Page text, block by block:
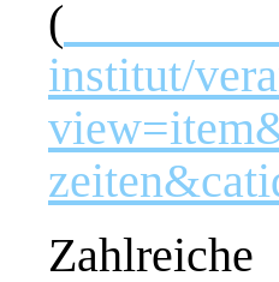
(
institut/